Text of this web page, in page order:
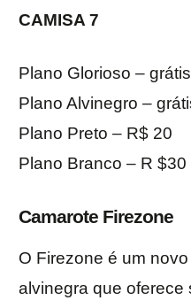
CAMISA 7
Plano Glorioso –
Plano Alvinegro –
Plano Preto – R$ 20
Plano Branco – R $30
Camarote Firezone
O Firezone é um
alvinegra que oferece